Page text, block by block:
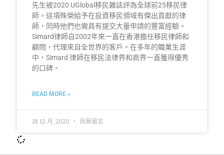
先生被2020 UGlobal移民雜誌評為全球前25移民律
師。這項殊榮給予在投資移民領域有傑出貢獻的律
師，同時他們也需具有提交大量申請的豐富經驗。
Simard律師自2002年來一直在香港擔任移民律師和
顧問，代理來自全世界的客戶。在多年的職業生涯
中，Simard 律師在移民法律界和商界一直獲得優秀
的口碑。
READ MORE »
18 12 月, 2020 尚無留言